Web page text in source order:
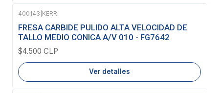
Agotado
400143 KERR
FRESA CARBIDE PULIDO ALTA VELOCIDAD DE
TALLO MEDIO CONICA A/V 010 - FG7642
$4.500 CLP
Ver detalles